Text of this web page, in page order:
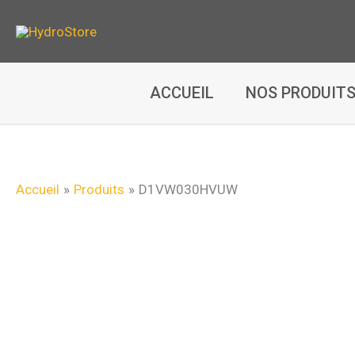
ACCUEIL NOS PRODUITS
Accueil Produits D1VW030HVUW